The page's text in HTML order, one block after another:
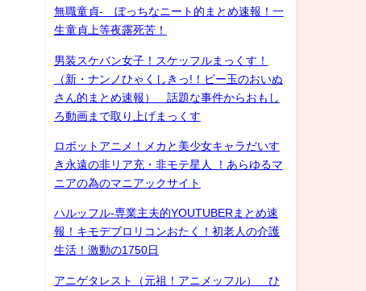
無職童貞- ぼっちなニート的まとめ速報！一
生童貞上等夜露死苦！
男装スケバン女子！スケッフルまっくす！
（新・ナンノひゃくしきっ!！ビー玉のおいぬ
さん的まとめ速報） 話題な事件からおもし
ろ動画まで取り上げまっくす
ロボットアニメ！メカと美少女キャラだいす
き永遠の非リア充・非モテ星人 ！あらゆるマ
ニアの為のマニアックサイト
ハルッフル-専業主夫的YOUTUBERまとめ速
報！キモデブロリコンおたく！初老人の介護
生活！激動の1750日
アニゲタレスト（元祖！アニメッフル） ひ